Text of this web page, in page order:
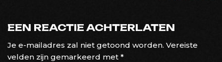
EEN REACTIE ACHTERLATEN
Je e-mailadres zal niet getoond worden. Vereiste
velden zijn gemarkeerd met *